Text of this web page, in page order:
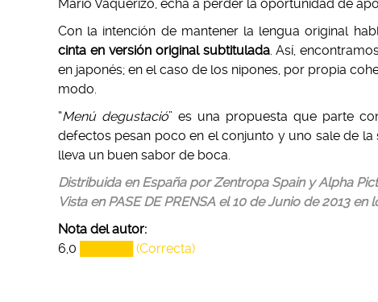
Mario Vaquerizo, echa a perder la oportunidad de
Con la intención de mantener la lengua original
cinta en versión original subtitulada. Así,
en japonés; en el caso de los nipones, por propia
modo.
“Menú degustació” es una propuesta que parte
defectos pesan poco en el conjunto y uno sale de
lleva un buen sabor de boca.
Distribuida en España por Zentropa Spain y Alpha
Vista en PASE DE PRENSA el 10 de Junio de 2013
Nota del autor:
6,0
██████ (Correcta)